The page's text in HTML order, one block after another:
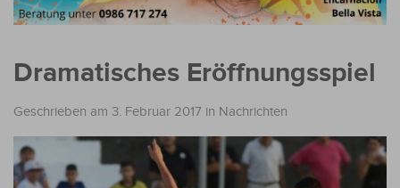
Dramatisches Eröffnungsspiel
Geschrieben am 3. Februar 2017 in Nachrichten